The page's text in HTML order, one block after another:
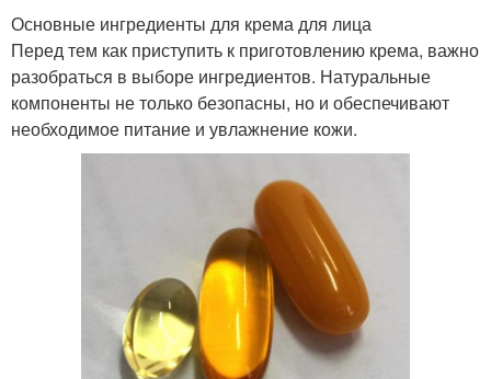
Основные ингредиенты для крема для лица
Перед тем как приступить к приготовлению крема, важно
разобраться в выборе ингредиентов. Натуральные
компоненты не только безопасны, но и обеспечивают
необходимое питание и увлажнение кожи.